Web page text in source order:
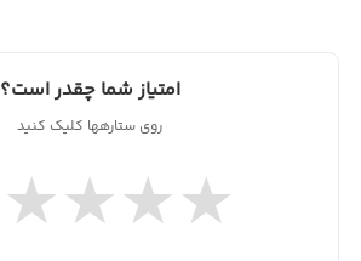
امتیاز شما چقدر است؟
روی ستارهها کلیک کنید
★
★
★
★